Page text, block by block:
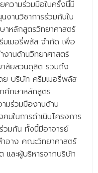
วามร่วมมือในครั้งนี้มี
งานวิชาการร่วมกันใน
าหลักสูตรวิทยาศาสตร์
มเมอรี่พลัส จำกัด เพื่อ
งานด้านวิทยาศาสตร์
ลัยสวนดุสิต รวมถึง
ย บริษัท ครีมเมอรี่พลัส
ศึกษาหลักสูตร
มร่วมมืองานด้าน
มในการดำเนินโครงการ
วมกัน ทั้งนี้มีอาจารย์
ำอาง คณะวิทยาศาสตร์
และผู้บริหารจากบริษัท